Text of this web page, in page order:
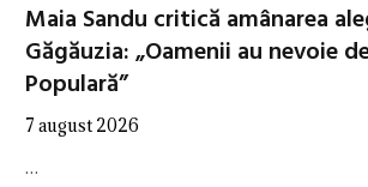
Maia Sandu critică amânarea
Găgăuzia: „Oamenii au nevoie
Populară”
7 august 2026
…